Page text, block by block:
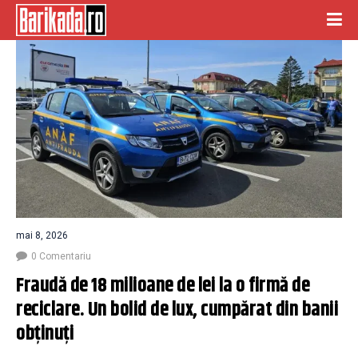
mai 8, 2026
0 Comentariu
Fraudă de 18 milioane de lei la o firmă de
reciclare. Un bolid de lux, cumpărat din banii
obţinuţi